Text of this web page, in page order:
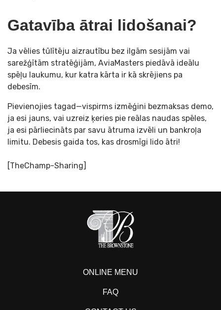
Gatavība ātrai lidošanai?
Ja vēlies tūlītēju aizrautību bez ilgām sesijām vai
sarežģītām stratēģijām, AviaMasters piedāvā ideālu
spēļu laukumu, kur katra kārta ir kā skrējiens pa
debesīm.
Pievienojies tagad—vispirms izmēģini bezmaksas demo,
ja esi jauns, vai uzreiz ķeries pie reālas naudas spēles,
ja esi pārliecināts par savu ātruma izvēli un bankroļa
limitu. Debesis gaida tos, kas drosmīgi lido ātri!
[TheChamp-Sharing]
ONLINE MENU
FAQ